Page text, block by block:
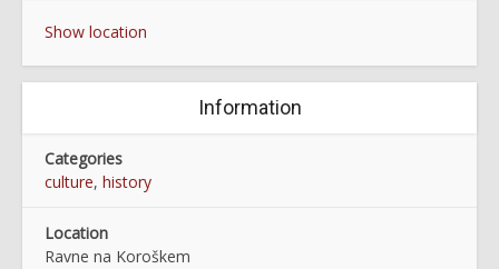
Show location
Information
Categories
culture, history
Location
Ravne na Koroškem